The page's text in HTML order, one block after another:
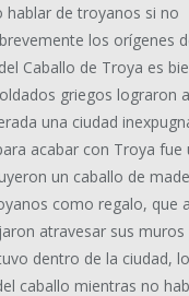
hablar de troyanos si no
los orígenes
Caballo de Troya es
griegos lograron
una ciudad
acabar con Troya fue
un caballo de
como regalo, que
atravesar sus
dentro de la ciudad,
caballo mientras no